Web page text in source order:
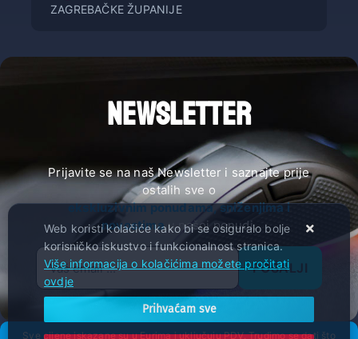
ZAGREBAČKE ŽUPANIJE
NEWSLETTER
Prijavite se na naš Newsletter i saznajte prije
ostalih sve o
ekskluzivnim ponudama, sniženjima i
novostimau našoj ponudi.
POŠALJI
Sve cijene iskazane su u Eurima i uključuju PDV. Trudimo se dati što
Web koristi kolačiće kako bi se osiguralo bolje
korisničko iskustvo i funkcionalnost stranica.
Više informacija o kolačićima možete pročitati
ovdje
Prihvaćam sve